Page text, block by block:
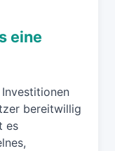
eine
bereitwillig
es